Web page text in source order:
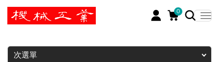
0
暫停
次選單